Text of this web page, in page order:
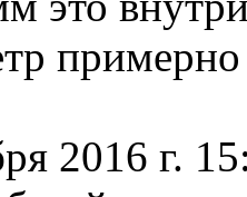
2016 г.